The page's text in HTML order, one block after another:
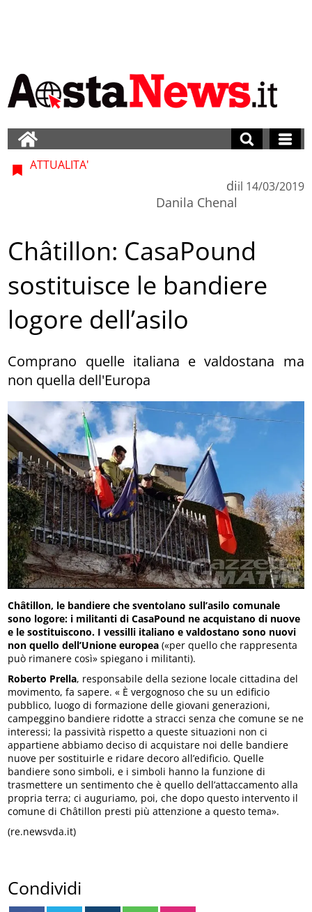
ATTUALITA'
di
Danila Chenal
il 14/03/2019
Châtillon: CasaPound
sostituisce le bandiere
logore dell’asilo
Comprano quelle italiana e valdostana ma
non quella dell'Europa
Châtillon, le bandiere che sventolano sull’asilo comunale
sono logore: i militanti di CasaPound ne acquistano di nuove
e le sostituiscono. I vessilli italiano e valdostano sono nuovi
non quello dell’Unione europea («per quello che rappresenta
può rimanere così» spiegano i militanti).
Roberto Prella, responsabile della sezione locale cittadina del
movimento, fa sapere. « È vergognoso che su un edificio
pubblico, luogo di formazione delle giovani generazioni,
campeggino bandiere ridotte a stracci senza che comune se ne
interessi; la passività rispetto a queste situazioni non ci
appartiene abbiamo deciso di acquistare noi delle bandiere
nuove per sostituirle e ridare decoro all’edificio. Quelle
bandiere sono simboli, e i simboli hanno la funzione di
trasmettere un sentimento che è quello dell’attaccamento alla
propria terra; ci auguriamo, poi, che dopo questo intervento il
comune di Châtillon presti più attenzione a questo tema».
(re.newsvda.it)
Condividi